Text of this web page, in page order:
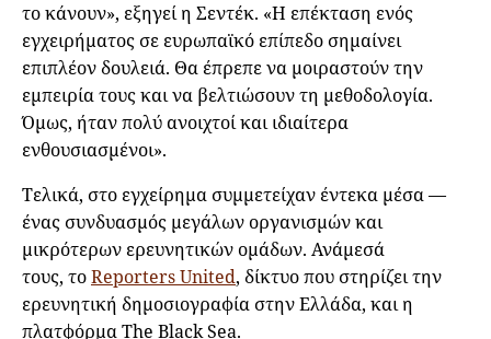
το κάνουν», εξηγεί η Σεντέκ. «Η επέκταση ενός
εγχειρήματος σε ευρωπαϊκό επίπεδο σημαίνει
επιπλέον δουλειά. Θα έπρεπε να μοιραστούν την
εμπειρία τους και να βελτιώσουν τη μεθοδολογία.
Όμως, ήταν πολύ ανοιχτοί και ιδιαίτερα
ενθουσιασμένοι».
Τελικά, στο εγχείρημα συμμετείχαν έντεκα μέσα —
ένας συνδυασμός μεγάλων οργανισμών και
μικρότερων ερευνητικών ομάδων. Ανάμεσά
τους, τοReporters United, δίκτυο που στηρίζει την
ερευνητική δημοσιογραφία στην Ελλάδα, και η
πλατφόρμα The Black Sea.